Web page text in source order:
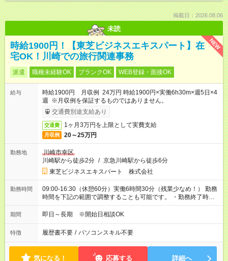
掲載日：2026.08.06
未読
NEW
時給1900円！【東芝ビジネスエキスパート】在
宅OK！川崎での旅行関連事務
派遣 職種未経験OK ブランクOK WEB登録・面接OK
給与
時給1900円 月収例 24万円 時給1900円×実働6h30m×週5日×4
週 ※月収例を保証するものではありません。
交通費別途支給あり
交通費 1ヶ月3万円を上限として実費支給
月収例 20～25万円
勤務地
川崎市幸区
川崎駅から徒歩2分 / 京急川崎駅から徒歩6分
東芝ビジネスエキスパート 株式会社
勤務時間
09:00-16:30（休憩60分）実働6時間30分（残業少なめ！） 勤務
時間を下記の範囲で調整することも可能です。 ・勤務終了時
間 16:30～17:45 ・実働 06:30～07:45
期間 即日～長期 ※開始日相談OK
特徴 履歴書不要 / パソコンスキル不要
気になる！ 応募する 詳細へ